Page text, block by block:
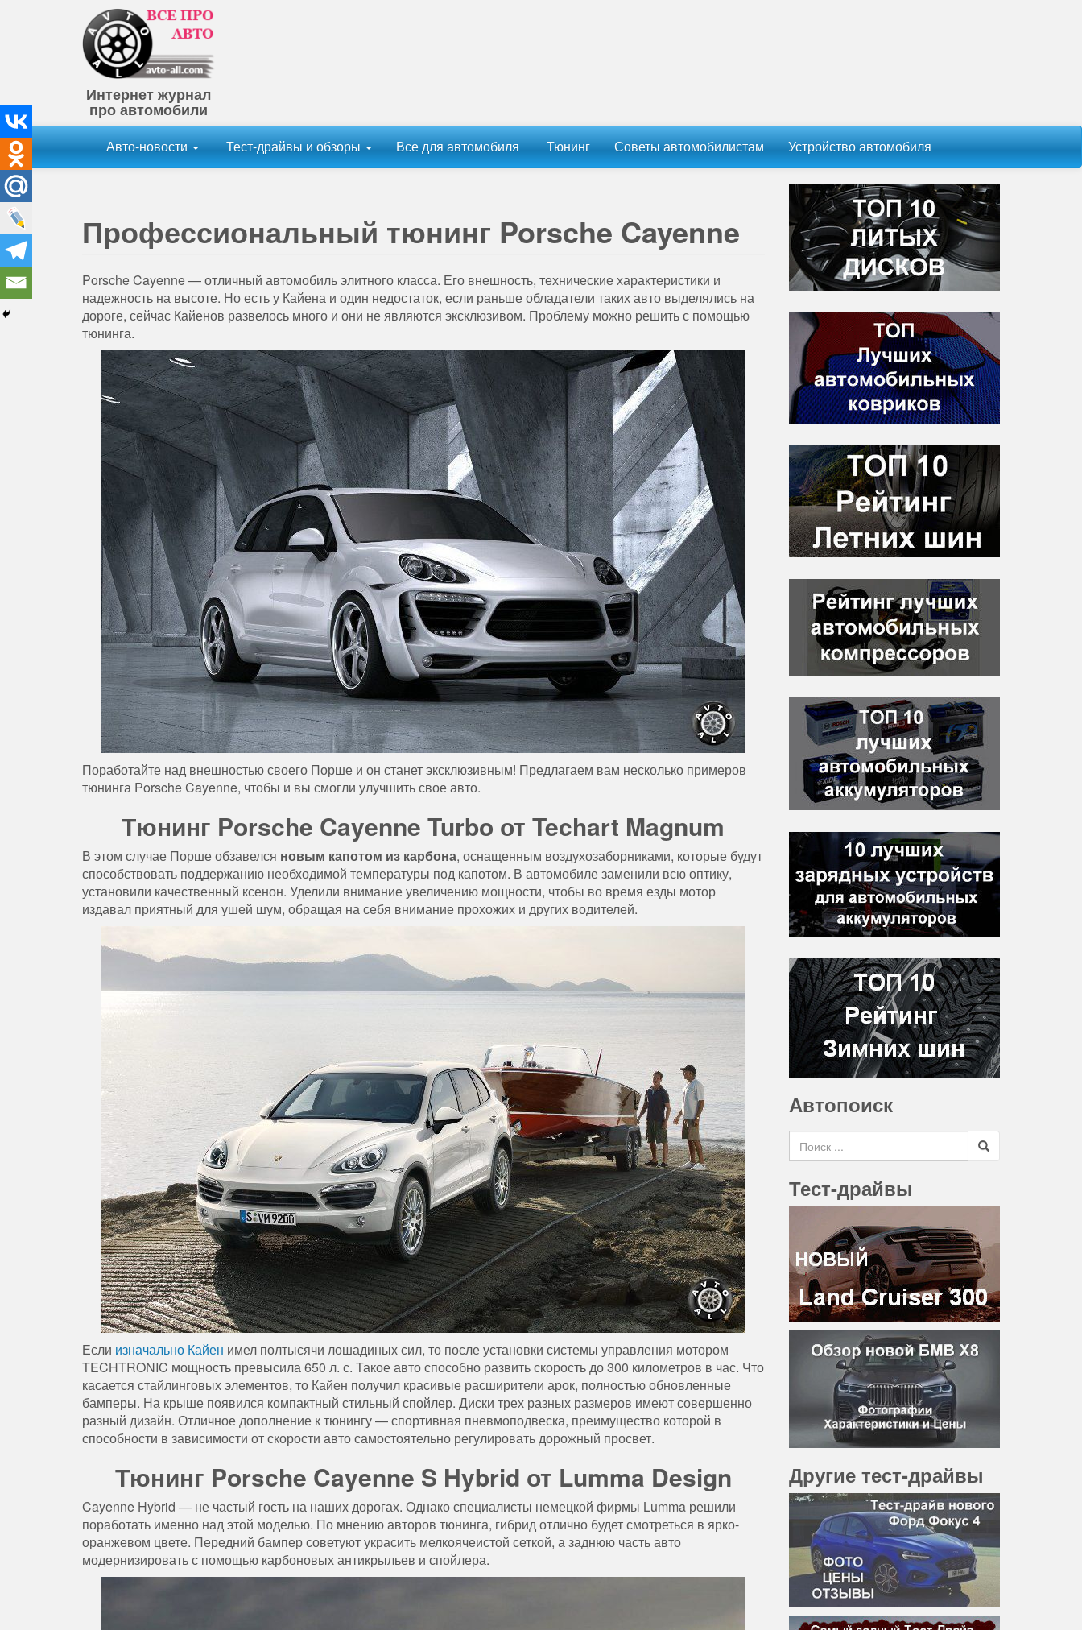
Интернет журнал
про автомобили
Авто-новости Тест-драйвы и обзоры Все для автомобиля Тюнинг Советы автомобилистам Устройство автомобиля
Профессиональный тюнинг Porsche Cayenne
Porsche Cayenne — отличный автомобиль элитного класса. Его внешность, технические характеристики и
надежность на высоте. Но есть у Кайена и один недостаток, если раньше обладатели таких авто выделялись на
дороге, сейчас Кайенов развелось много и они не являются эксклюзивом. Проблему можно решить с помощью
тюнинга.
Поработайте над внешностью своего Порше и он станет эксклюзивным! Предлагаем вам несколько примеров
тюнинга Porsche Cayenne, чтобы и вы смогли улучшить свое авто.
Тюнинг Porsche Cayenne Turbo от Techart Magnum
В этом случае Порше обзавелся новым капотом из карбона, оснащенным воздухозаборниками, которые будут
способствовать поддержанию необходимой температуры под капотом. В автомобиле заменили всю оптику,
установили качественный ксенон. Уделили внимание увеличению мощности, чтобы во время езды мотор
издавал приятный для ушей шум, обращая на себя внимание прохожих и других водителей.
Если изначально Кайен имел полтысячи лошадиных сил, то после установки системы управления мотором
TECHTRONIC мощность превысила 650 л. с. Такое авто способно развить скорость до 300 километров в час. Что
касается стайлинговых элементов, то Кайен получил красивые расширители арок, полностью обновленные
бамперы. На крыше появился компактный стильный спойлер. Диски трех разных размеров имеют совершенно
разный дизайн. Отличное дополнение к тюнингу — спортивная пневмоподвеска, преимущество которой в
способности в зависимости от скорости авто самостоятельно регулировать дорожный просвет.
Тюнинг Porsche Cayenne S Hybrid от Lumma Design
Cayenne Hybrid — не частый гость на наших дорогах. Однако специалисты немецкой фирмы Lumma решили
поработать именно над этой моделью. По мнению авторов тюнинга, гибрид отлично будет смотреться в ярко-
оранжевом цвете. Передний бампер советуют украсить мелкоячеистой сеткой, а заднюю часть авто
модернизировать с помощью карбоновых антикрыльев и спойлера.
Автопоиск
Search for
Тест-драйвы
Другие тест-драйвы